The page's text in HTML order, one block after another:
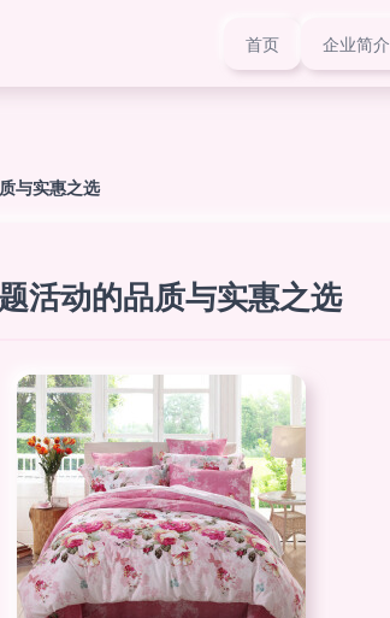
首页 企业简介
与实惠之选
活动的品质与实惠之选